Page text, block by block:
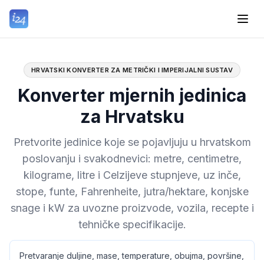
HRVATSKI KONVERTER ZA METRIČKI I IMPERIJALNI SUSTAV
Konverter mjernih jedinica
za Hrvatsku
Pretvorite jedinice koje se pojavljuju u hrvatskom
poslovanju i svakodnevici: metre, centimetre,
kilograme, litre i Celzijeve stupnjeve, uz inče,
stope, funte, Fahrenheite, jutra/hektare, konjske
snage i kW za uvozne proizvode, vozila, recepte i
tehničke specifikacije.
Pretvaranje duljine, mase, temperature, obujma, površine,